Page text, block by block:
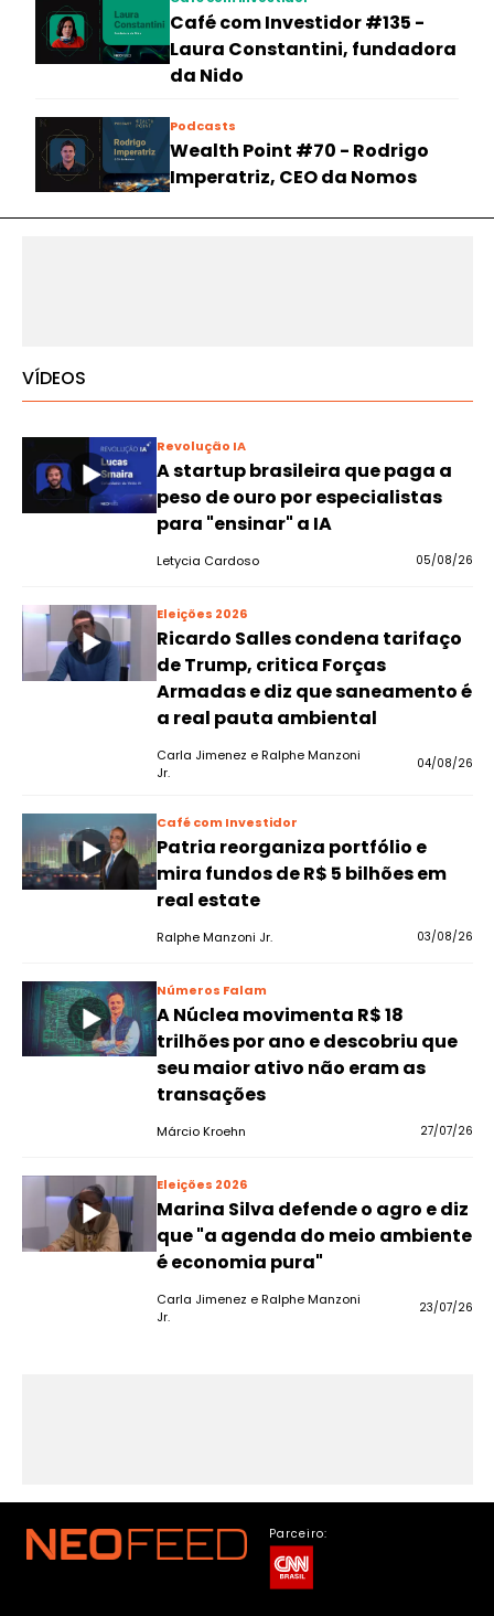
Café com Investidor #135 -
Laura Constantini, fundadora
da Nido
Podcasts
Wealth Point #70 - Rodrigo
Imperatriz, CEO da Nomos
VÍDEOS
Revolução IA
A startup brasileira que paga a
peso de ouro por especialistas
para "ensinar" a IA
Letycia Cardoso 05/08/26
Eleições 2026
Ricardo Salles condena tarifaço
de Trump, critica Forças
Armadas e diz que saneamento é
a real pauta ambiental
Carla Jimenez e Ralphe Manzoni
Jr.
04/08/26
Café com Investidor
Patria reorganiza portfólio e
mira fundos de R$ 5 bilhões em
real estate
Ralphe Manzoni Jr. 03/08/26
Números Falam
A Núclea movimenta R$ 18
trilhões por ano e descobriu que
seu maior ativo não eram as
transações
Márcio Kroehn 27/07/26
Eleições 2026
Marina Silva defende o agro e diz
que "a agenda do meio ambiente
é economia pura"
Carla Jimenez e Ralphe Manzoni
Jr.
23/07/26
Parceiro: